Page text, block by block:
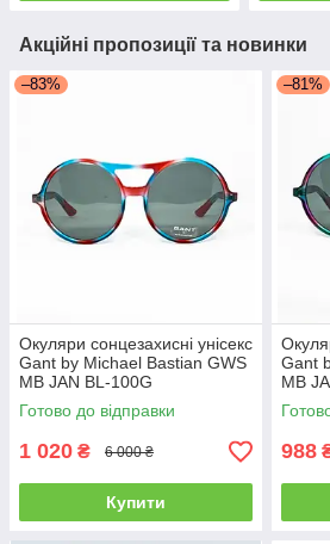
Акційні пропозиції та новинки
–83%
Окуляри сонцезахисні унісекс
Gant by Michael Bastian GWS
MB JAN BL-100G
Готово до відправки
1 020 ₴ 6 000 ₴
Купити
–81%
Gant
MB
988